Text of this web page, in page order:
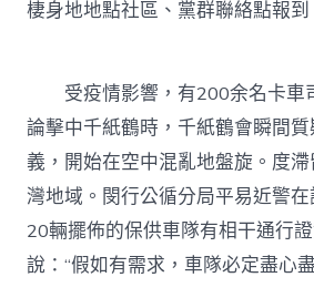
棲身地地點社區、黨群聯絡點報到
受疫情影響，有200余名卡車
論擊中千紙鶴時，千紙鶴會瞬間
義，開始在空中混亂地盤旋。度
灣地域。閔行公循分局平易近警
20輛擺佈的保供車隊有相干通行
說：“假如有需求，車隊必定盡心